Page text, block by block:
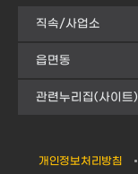
직속/사업소
읍면동
관련누리집(사이트)
개인정보처리방침